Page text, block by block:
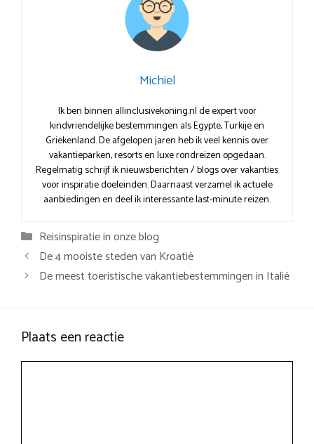
Michiel
Ik ben binnen allinclusivekoning.nl de expert voor
kindvriendelijke bestemmingen als Egypte, Turkije en
Griekenland. De afgelopen jaren heb ik veel kennis over
vakantieparken, resorts en luxe rondreizen opgedaan.
Regelmatig schrijf ik nieuwsberichten / blogs over vakanties
voor inspiratie doeleinden. Daarnaast verzamel ik actuele
aanbiedingen en deel ik interessante last-minute reizen.
Categorieën
Reisinspiratie in onze blog
De 4 mooiste steden van Kroatië
De meest toeristische vakantiebestemmingen in Italië
Plaats een reactie
Reactie